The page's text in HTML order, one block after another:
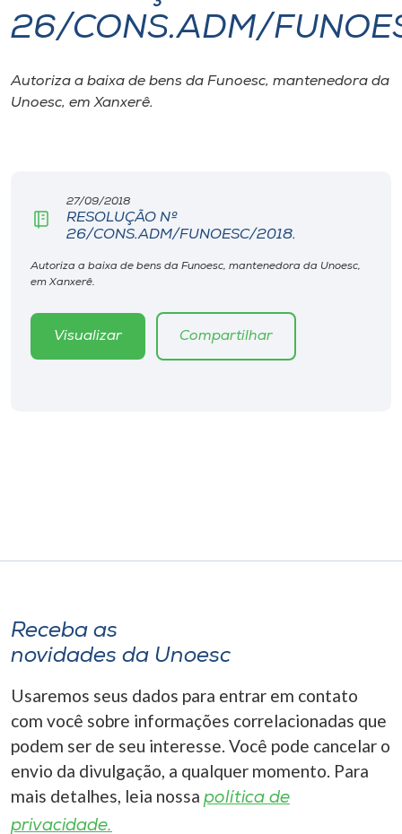
I.nova
Diplomados
Rádio
A+
26/CONS.ADM/
Autoriza a baixa de bens da Funoesc, mantenedora da
Unoesc, em Xanxerê.
27/09/2018
RESOLUÇÃO Nº
26/CONS.ADM/FUNOESC/2018.
Autoriza a baixa de bens da Funoesc, mantenedora da Unoesc,
em Xanxerê.
Visualizar Compartilhar
Receba as
novidades da Unoesc
Usaremos seus dados para entrar em contato
com você sobre informações correlacionadas que
podem ser de seu interesse. Você pode cancelar o
envio da divulgação, a qualquer momento. Para
mais detalhes, leia nossa política de
privacidade.